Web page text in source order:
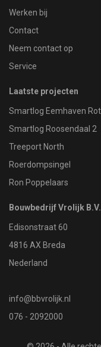
Werken bij
Contact
Neem contact op
Service
Laatste projecten
Smartlog Eemhaven
Smartlog Roosendaal 2
Treeport North
Roerdompsingel
Ron Poppelaars
Bouwbedrijf Vrolijk B.V.
Edisonstraat 60
4816 AX Breda
Nederland
info@bbvrolijk.nl
076 - 2092000